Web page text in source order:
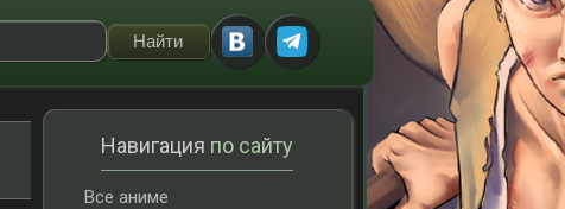
Навигация по сайту
Все аниме